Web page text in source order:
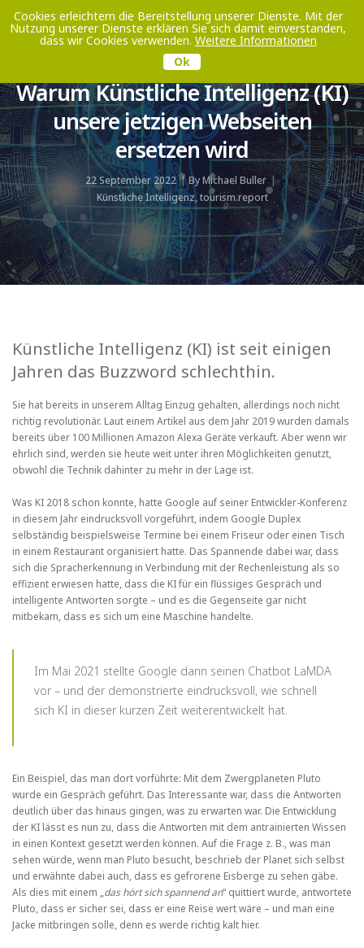
Toggle
Warum Künstliche Intelligenz (KI)
unsere jetzigen Webseiten
ersetzen wird
22 September 2022 ByMichael Buller
Künstliche Intelligenz,tourism.report
Künstliche Intelligenz (KI) ist seit einigen
Jahren das Buzzword schlechthin.
Sie hat bereits in unserem Alltag Einzug gehalten, allerdings noch nicht
richtig revolutionär. Laut einem Artikel aus dem Jahr 2019 wurden damals
bereits über 100 Millionen Amazon Alexa Geräte verkauft. Aber wenn wir
ehrlich sind, werden sie heute weit unter ihren Möglichkeiten genutzt,
obwohl die Technik dahinter zu mehr in der Lage ist.
Was KI 2018 schon konnte, hatte Google auf seiner Entwickler-Konferenz
in diesem Jahr eindrucksvoll vorgeführt, indem Google Duplex
selbständig beispielsweise Termine bei einem Friseur oder einen Tisch
in einem Restaurant organisiert hatte. Das Spannende dabei war, dass
sich die Spracherkennung in Verbindung mit der Rechenleistung als so
effizient erwiesen hatte, dass die KI für ein flüssiges Gespräch und
intelligente Antworten sorgte – und es die Gegenseite gar nicht
mitbekam, dass es sich um eine Maschine handelte.
Im Mai 2021 stellte Google dann seinen Chatbot LaMDA
vor – und der demonstrierte eindrucksvoll, wie schnell
sich KI in dieser kurzen Zeit weiterentwickelt hat.
Ein Beispiel, das man dort vorführte: Mit dem Zwergplaneten Pluto
wurde ein Gespräch geführt. Das Interessante war, dass die Antworten
deutlich über das hinaus gingen, was zu erwarten war. Die Entwicklung
der KI lässt es nun zu, dass die Antworten mit dem antrainierten Wissen
in einen Kontext gesetzt werden können. Auf die Frage z. B., was man
sehen würde, wenn man Pluto besucht, beschrieb der Planet sich selbst
und erwähnte dabei auch, dass es gefrorene Eisberge zu sehen gäbe.
Als dies mit einem „das hört sich spannend an“ quittiert wurde, antwortete
Pluto, dass er sicher sei, dass er eine Reise wert wäre – und man eine
Jacke mitbringen solle, denn es werde richtig kalt hier.
Cookies erleichtern die Bereitstellung unserer Dienste. Mit der
Nutzung unserer Dienste erklären Sie sich damit einverstanden,
dass wir Cookies verwenden. Weitere Informationen
Ok